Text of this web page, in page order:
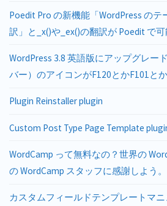
Poedit Pro の新機能「WordPress の
訳」と_x()や_ex()の翻訳が Poedit で
WordPress 3.8 英語版にアップグレー
バー）のアイコンがF120とかF101と
Plugin Reinstaller plugin
Custom Post Type Page Template
WordCamp って無料なの？世界の
の WordCamp スタッフに感謝しよう。
カスタムフィールドテンプレートマ